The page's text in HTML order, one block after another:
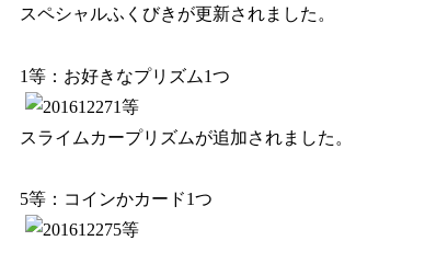
スペシャルふくびきが更新されました。
1等：お好きなプリズム1つ
スライムカープリズムが追加されました。
5等：コインかカード1つ